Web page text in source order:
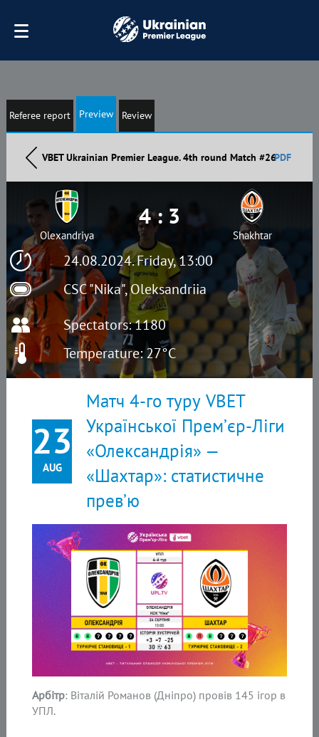
Referee report Preview Review
VBET Ukrainian Premier League. 4th round Match #26PDF
24.08.2024. Friday, 13:00
CSC "Nika", Oleksandriia
Olexandriya
4 : 3
Shakhtar
Spectators: 1180
Temperature: 27°C
23
AUG
Матч 4-го туру VBET
Української Прем’єр-Ліги
«Олександрія» —
«Шахтар»: статистичне
прев’ю
Арбітр: Віталій Романов (Дніпро) провів 145 ігор в
УПЛ.